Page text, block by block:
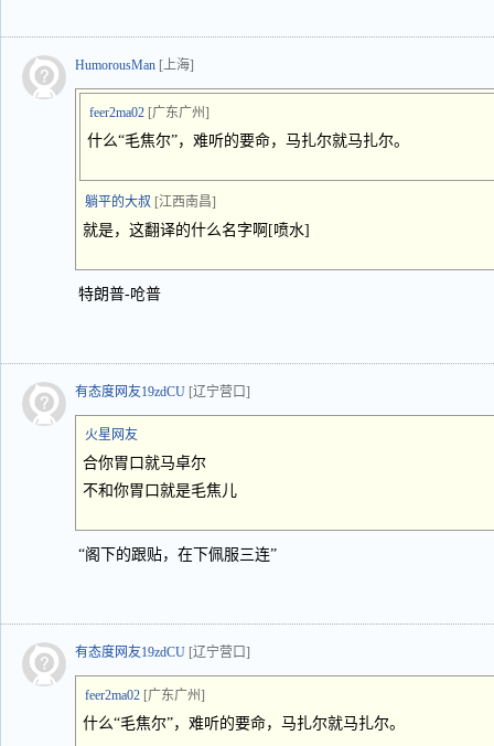
HumorousMan [上海]
feer2ma02 [广东广州]
什么“毛焦尔”，难听的要命，马扎尔就马扎尔。
躺平的大叔 [江西南昌]
就是，这翻译的什么名字啊[喷水]
特朗普-呛普
有态度网友19zdCU [辽宁营口]
火星网友
合你胃口就马卓尔
不和你胃口就是毛焦儿
“阁下的跟贴，在下佩服三连”
有态度网友19zdCU [辽宁营口]
feer2ma02 [广东广州]
什么“毛焦尔”，难听的要命，马扎尔就马扎尔。